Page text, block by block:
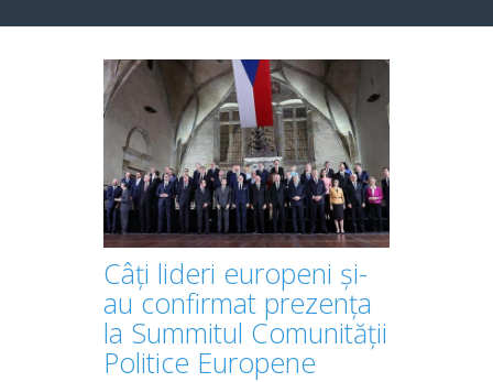
Câți lideri europeni și-
au confirmat prezența
la Summitul Comunității
Politice Europene